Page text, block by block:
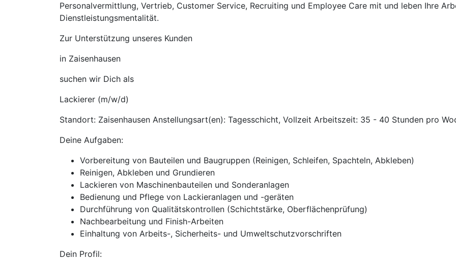
Personalvermittlung, Vertrieb, Customer Service, Recruiting und Employee Care mit und leben Ihre
Dienstleistungsmentalität.
Zur Unterstützung unseres Kunden
in Zaisenhausen
suchen wir Dich als
Lackierer (m/w/d)
Standort: Zaisenhausen Anstellungsart(en): Tagesschicht, Vollzeit Arbeitszeit: 35 - 40 Stunden pro
Deine Aufgaben:
Vorbereitung von Bauteilen und Baugruppen (Reinigen, Schleifen, Spachteln, Abkleben)
Reinigen, Abkleben und Grundieren
Lackieren von Maschinenbauteilen und Sonderanlagen
Bedienung und Pflege von Lackieranlagen und -geräten
Durchführung von Qualitätskontrollen (Schichtstärke, Oberflächenprüfung)
Nachbearbeitung und Finish-Arbeiten
Einhaltung von Arbeits-, Sicherheits- und Umweltschutzvorschriften
Dein Profil: